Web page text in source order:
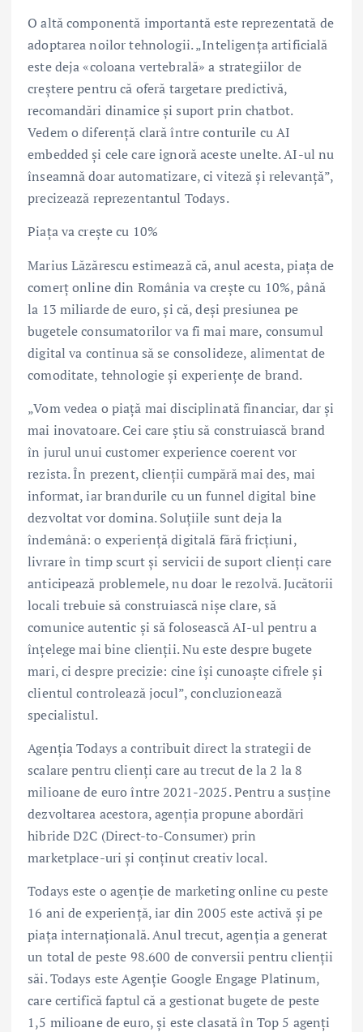
O altă componentă importantă este reprezentată de
adoptarea noilor tehnologii. „Inteligența artificială
este deja «coloana vertebrală» a strategiilor de
creștere pentru că oferă targetare predictivă,
recomandări dinamice și suport prin chatbot.
Vedem o diferență clară între conturile cu AI
embedded și cele care ignoră aceste unelte. AI-ul nu
înseamnă doar automatizare, ci viteză și relevanță”,
precizează reprezentantul Todays.
Piața va crește cu 10%
Marius Lăzărescu estimează că, anul acesta, piața de
comerț online din România va crește cu 10%, până
la 13 miliarde de euro, și că, deși presiunea pe
bugetele consumatorilor va fi mai mare, consumul
digital va continua să se consolideze, alimentat de
comoditate, tehnologie și experiențe de brand.
„Vom vedea o piață mai disciplinată financiar, dar și
mai inovatoare. Cei care știu să construiască brand
în jurul unui customer experience coerent vor
rezista. În prezent, clienții cumpără mai des, mai
informat, iar brandurile cu un funnel digital bine
dezvoltat vor domina. Soluțiile sunt deja la
îndemână: o experiență digitală fără fricțiuni,
livrare în timp scurt și servicii de suport clienți care
anticipează problemele, nu doar le rezolvă. Jucătorii
locali trebuie să construiască nișe clare, să
comunice autentic și să folosească AI-ul pentru a
înțelege mai bine clienții. Nu este despre bugete
mari, ci despre precizie: cine își cunoaște cifrele și
clientul controlează jocul”, concluzionează
specialistul.
Agenția Todays a contribuit direct la strategii de
scalare pentru clienți care au trecut de la 2 la 8
milioane de euro între 2021-2025. Pentru a susține
dezvoltarea acestora, agenția propune abordări
hibride D2C (Direct-to-Consumer) prin
marketplace-uri și conținut creativ local.
Todays este o agenție de marketing online cu peste
16 ani de experiență, iar din 2005 este activă și pe
piața internațională. Anul trecut, agenția a generat
un total de peste 98.600 de conversii pentru clienții
săi. Todays este Agenție Google Engage Platinum,
care certifică faptul că a gestionat bugete de peste
1,5 milioane de euro, și este clasată în Top 5 agenți